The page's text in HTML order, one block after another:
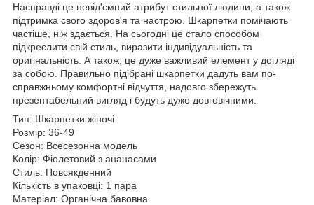
Насправді це невід'ємний атрибут стильної людини, а також
підтримка свого здоров'я та настрою. Шкарпетки помічають
частіше, ніж здається. На сьогодні це стало способом
підкреслити свій стиль, виразити індивідуальність та
оригінальність. А також, це дуже важливий елемент у догляді
за собою. Правильно підібрані шкарпетки дадуть вам по-
справжньому комфортні відчуття, надовго збережуть
презентабельний вигляд і будуть дуже довговічними.
Тип: Шкарпетки жіночі
Розмір: 36-49
Сезон: Всесезонна модель
Колір: Фіолетовий з ананасами
Стиль: Повсякденний
Кількість в упаковці: 1 пара
Матеріал: Органічна бавовна